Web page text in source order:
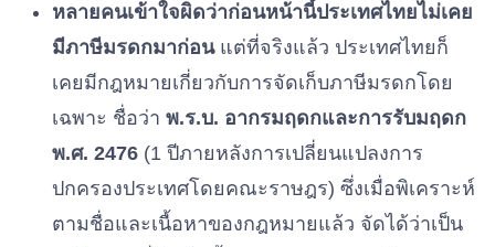
หลายคนเข้าใจผิดว่าก่อนหน้านี้ประเทศไทยไม่เคย
มีภาษีมรดกมาก่อนแต่ที่จริงแล้ว ประเทศไทยก็
เคยมีกฎหมายเกี่ยวกับการจัดเก็บภาษีมรดกโดย
เฉพาะ ชื่อว่า พ.ร.บ. อากรมฤดกและการรับมฤดก
พ.ศ. 2476 (1 ปีภายหลังการเปลี่ยนแปลงการ
ปกครองประเทศโดยคณะราษฎร) ซึ่งเมื่อพิเคราะห์
ตามชื่อและเนื้อหาของกฎหมายแล้ว จัดได้ว่าเป็น